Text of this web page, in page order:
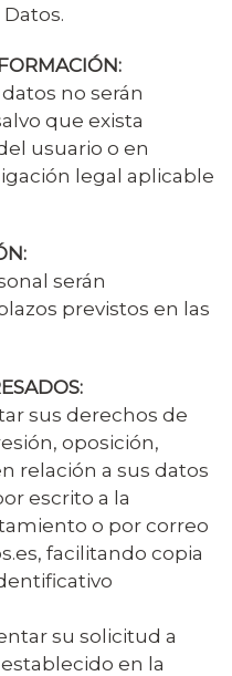
no serán
que exista
usuario o en
legal aplicable
serán
previstos en las
sus derechos de
oposición,
relación a sus datos
escrito a la
o por correo
facilitando copia
su solicitud a
en la